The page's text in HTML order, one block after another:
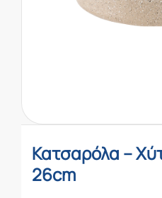
Κατσαρόλα –
26cm